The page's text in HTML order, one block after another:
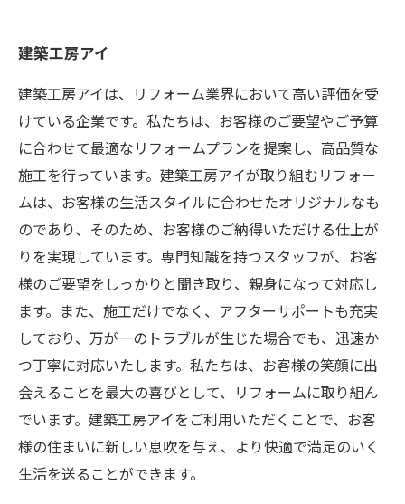
建築工房アイ
建築工房アイは、リフォーム業界において高い評価を受
けている企業です。私たちは、お客様のご要望やご予算
に合わせて最適なリフォームプランを提案し、高品質な
施工を行っています。建築工房アイが取り組むリフォー
ムは、お客様の生活スタイルに合わせたオリジナルなも
のであり、そのため、お客様のご納得いただける仕上が
りを実現しています。専門知識を持つスタッフが、お客
様のご要望をしっかりと聞き取り、親身になって対応し
ます。また、施工だけでなく、アフターサポートも充実
しており、万が一のトラブルが生じた場合でも、迅速か
つ丁寧に対応いたします。私たちは、お客様の笑顔に出
会えることを最大の喜びとして、リフォームに取り組ん
でいます。建築工房アイをご利用いただくことで、お客
様の住まいに新しい息吹を与え、より快適で満足のいく
生活を送ることができます。